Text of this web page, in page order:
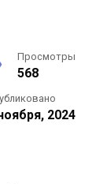
Просмотры
568
2024